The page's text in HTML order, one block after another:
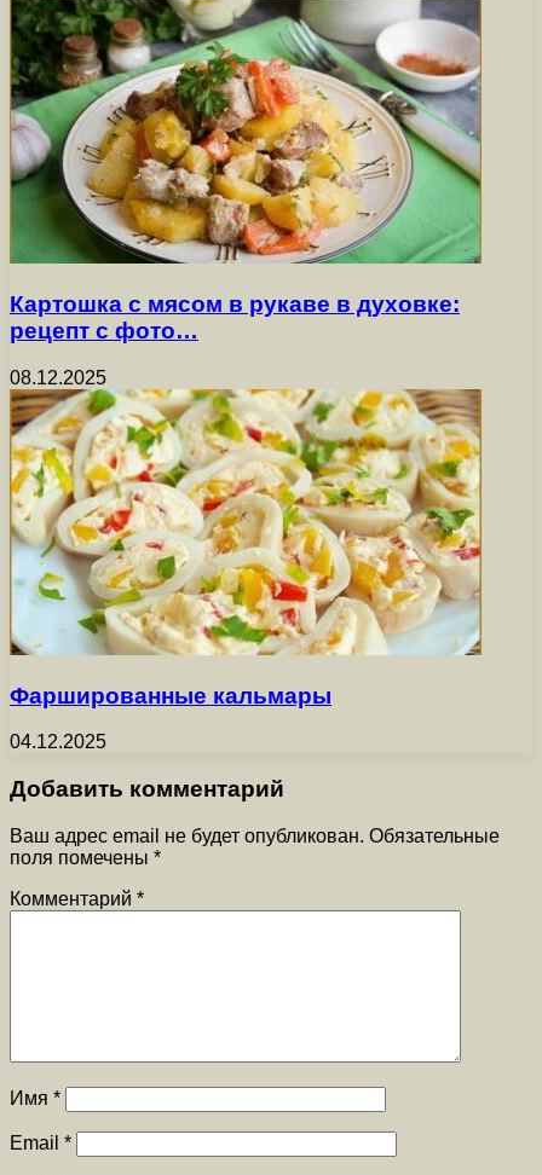
Картошка с мясом в рукаве в духовке:
рецепт с фото…
08.12.2025
Фаршированные кальмары
04.12.2025
Добавить комментарий
Ваш адрес email не будет опубликован. Обязательные
поля помечены *
Комментарий *
Имя *
Email *